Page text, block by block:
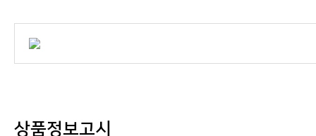
상품정보고시